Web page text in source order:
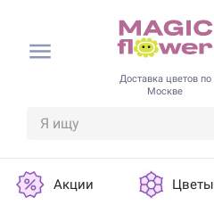
Доставка цветов по
Москве
Акции Цветы